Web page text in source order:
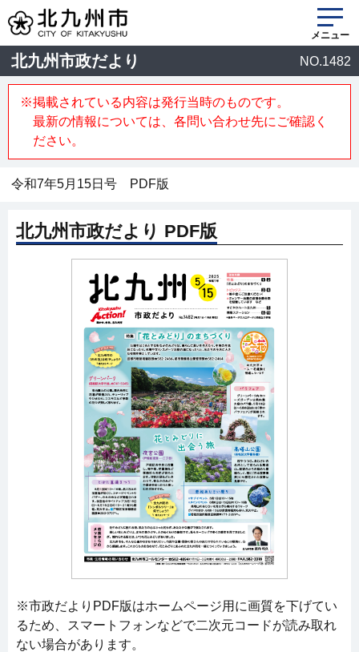
メニュー
北九州市政だより NO.1482
※掲載されている内容は発行当時のものです。
最新の情報については、各問い合わせ先にご確認く
ださい。
令和7年5月15日号 PDF版
北九州市政だより PDF版
※市政だよりPDF版はホームページ用に画質を下げてい
るため、スマートフォンなどで二次元コードが読み取れ
ない場合があります。